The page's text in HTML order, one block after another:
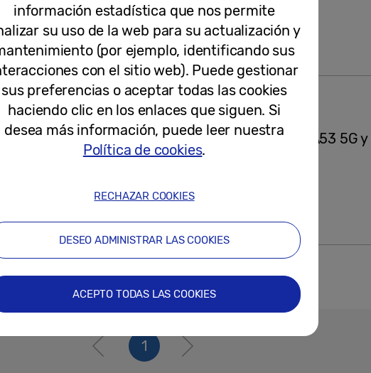
22-04-2022
Notas de Prensa
Samsung anuncia la llegada de Galaxy A53 5G y
España
31-03-2022
1
información estadística que nos permite
su uso de la web para su actualización y
(por ejemplo, identificando sus
con el sitio web). Puede gestionar
sus preferencias o aceptar todas las cookies
haciendo clic en los enlaces que siguen. Si
desea más información, puede leer nuestra
Política de cookies.
RECHAZAR COOKIES
DESEO ADMINISTRAR LAS COOKIES
ACEPTO TODAS LAS COOKIES